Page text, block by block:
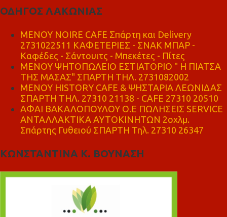
ΟΔΗΓΟΣ ΛΑΚΩΝΙΑΣ
MENOY NOIRE CAFE Σπάρτη και Delivery
2731022511 ΚΑΦΕΤΕΡΙΕΣ - ΣΝΑΚ ΜΠΑΡ -
Καφέδες - Σάντουιτς - Μπεκέτες - Πίτες
ΜΕΝΟΥ ΨΗΤΟΠΩΛΕΙΟ ΕΣΤΙΑΤΟΡΙΟ " Η ΠΙΑΤΣΑ
ΤΗΣ ΜΑΣΑΣ" ΣΠΑΡΤΗ ΤΗΛ. 2731082002
ΜΕΝΟΥ HISTORY CAFE & ΨΗΣΤΑΡΙΑ ΛΕΩΝΙΔΑΣ
ΣΠΑΡΤΗ ΤΗΛ. 27310 21138 - CAFE 27310 20510
ΑΦΑΙ ΒΑΚΑΛΟΠΟΥΛΟΥ Ο.Ε ΠΩΛΗΣΕΙΣ SERVICE
ΑΝΤΑΛΛΑΚΤΙΚΑ ΑΥΤΟΚΙΝΗΤΩΝ 2οχλμ.
Σπάρτης Γυθειού ΣΠΑΡΤΗ Τηλ. 27310 26347
ΚΩΝΣΤΑΝΤΙΝΑ Κ. ΒΟΥΝΑΣΗ